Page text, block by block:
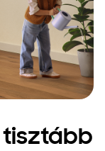
tisztább